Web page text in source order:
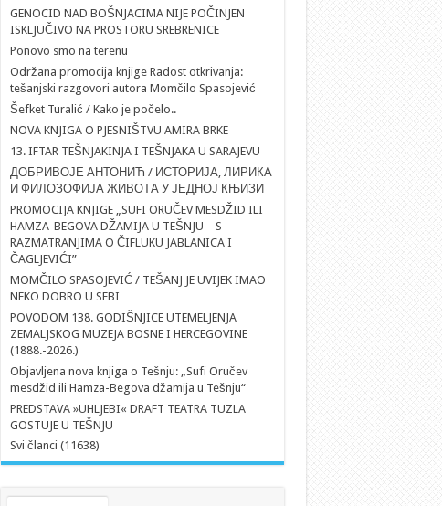
GENOCID NAD BOŠNJACIMA NIJE POČINJEN
ISKLJUČIVO NA PROSTORU SREBRENICE
Ponovo smo na terenu
Održana promocija knjige Radost otkrivanja:
tešanjski razgovori autora Momčilo Spasojević
Šefket Turalić / Kako je počelo..
NOVA KNJIGA O PJESNIŠTVU AMIRA BRKE
13. IFTAR TEŠNJAKINJA I TEŠNJAKA U SARAJEVU
ДОБРИВОЈЕ АНТОНИЋ / ИСТОРИЈА, ЛИРИКА
И ФИЛОЗОФИЈА ЖИВОТА У ЈЕДНОЈ КЊИЗИ
PROMOCIJA KNJIGE „SUFI ORUČEV MESDŽID ILI
HAMZA-BEGOVA DŽAMIJA U TEŠNJU – S
RAZMATRANJIMA O ČIFLUKU JABLANICA I
ČAGLJEVIĆI”
MOMČILO SPASOJEVIĆ / TEŠANJ JE UVIJEK IMAO
NEKO DOBRO U SEBI
POVODOM 138. GODIŠNJICE UTEMELJENJA
ZEMALJSKOG MUZEJA BOSNE I HERCEGOVINE
(1888.-2026.)
Objavljena nova knjiga o Tešnju: „Sufi Oručev
mesdžid ili Hamza-Begova džamija u Tešnju“
PREDSTAVA »UHLJEBI« DRAFT TEATRA TUZLA
GOSTUJE U TEŠNJU
Svi članci (11638)